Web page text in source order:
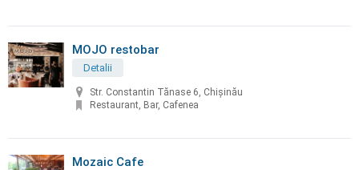
MOJO restobar
Detalii
Str. Constantin Tănase 6, Chișinău
Restaurant, Bar, Cafenea
Mozaic Cafe